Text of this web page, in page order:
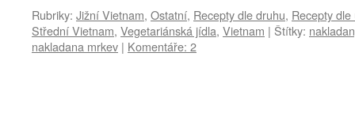
Rubriky: Jižní Vietnam, Ostatní, Recepty dle druhu, Recepty
Střední Vietnam, Vegetariánská jídla, Vietnam | Štítky:
nakladana mrkev | Komentáře: 2